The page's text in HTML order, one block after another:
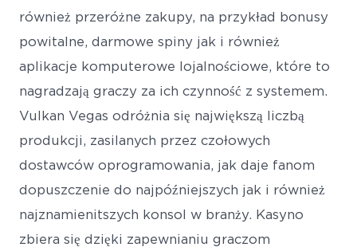
również przeróżne zakupy, na przykład bonusy
powitalne, darmowe spiny jak i również
aplikacje komputerowe lojalnościowe, które to
nagradzają graczy za ich czynność z systemem.
Vulkan Vegas odróżnia się największą liczbą
produkcji, zasilanych przez czołowych
dostawców oprogramowania, jak daje fanom
dopuszczenie do najpóźniejszych jak i również
najznamienitszych konsol w branży. Kasyno
zbiera się dzięki zapewnianiu graczom